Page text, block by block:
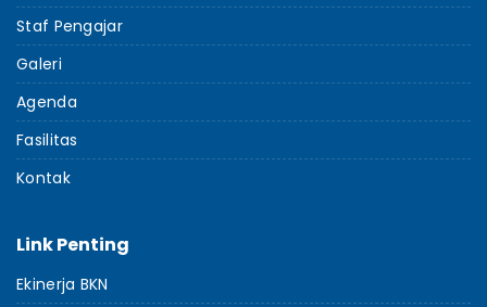
Staf Pengajar
Galeri
Agenda
Fasilitas
Kontak
Link Penting
Ekinerja BKN